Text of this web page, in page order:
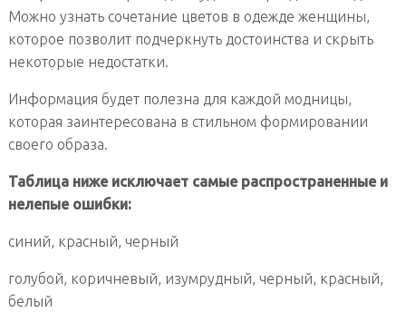
Можно узнать сочетание цветов в одежде женщины,
которое позволит подчеркнуть достоинства и скрыть
некоторые недостатки.
Информация будет полезна для каждой модницы,
которая заинтересована в стильном формировании
своего образа.
Таблица ниже исключает самые распространенные и
нелепые ошибки:
синий, красный, черный
голубой, коричневый, изумрудный, черный, красный,
белый